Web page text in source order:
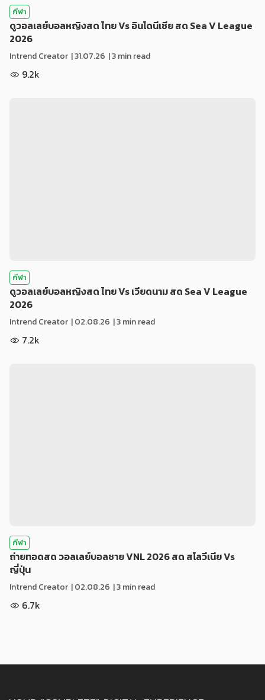
กีฬา
ดูวอลเลย์บอลหญิงสด ไทย Vs อินโดนีเซีย สด Sea V League
2026
Intrend Creator |31.07.26 | 3 min read
9.2k
กีฬา
ดูวอลเลย์บอลหญิงสด ไทย Vs เวียดนาม สด Sea V League
2026
Intrend Creator |02.08.26 | 3 min read
7.2k
กีฬา
ถ่ายทอดสด วอลเลย์บอลชาย VNL 2026 สด สโลวีเนีย Vs
ญี่ปุ่น
Intrend Creator |02.08.26 | 3 min read
6.7k